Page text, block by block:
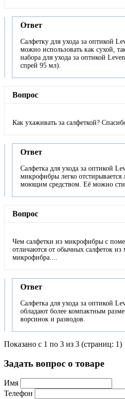
Ответ
Салфетку для ухода за оптикой
можно использовать как сухой,
набора для ухода за оптикой
спрей 95 мл).
Вопрос
Как ухаживать за салфеткой?
Ответ
Салфетка для ухода за оптикой
микрофибры легко
моющим средством. Её можно
Вопрос
Чем салфетки из микрофибры с
отличаются от обычных салфеток
микрофибра....
Ответ
Салфетка для ухода за оптикой
обладают более компактным
ворсинок и разводов.
Показано с 1 по 3 из 3 (страниц: 1)
Задать вопрос о товаре
Имя
Телефон